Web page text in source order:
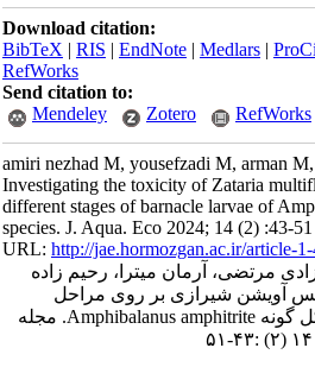
Download citation:
BibTeX|RIS|EndNote|Medlars|
RefWorks
Send citation to:
Mendeley
Zotero RefWorks
amiri nezhad M, yousefzadi M, arman
Investigating the toxicity of Zataria
different stages of barnacle larvae of
species. J. Aqua. Eco 2024; 14 (2) :43-
URL:http://jae.hormozgan.ac.ir/article-
مرتضی، آرمان میترا، رحیم زاده
آویشن شیرازی بر روی مراحل
مختلف لارو ناپلیوس بارناکل گونه Amphibalanus amphitrite. مجله